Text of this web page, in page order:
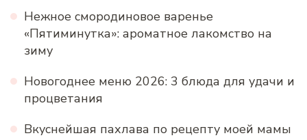
Нежное смородиновое варенье
«Пятиминутка»: ароматное лакомство на
зиму
Новогоднее меню 2026: 3 блюда для удачи и
процветания
Вкуснейшая пахлава по рецепту моей мамы